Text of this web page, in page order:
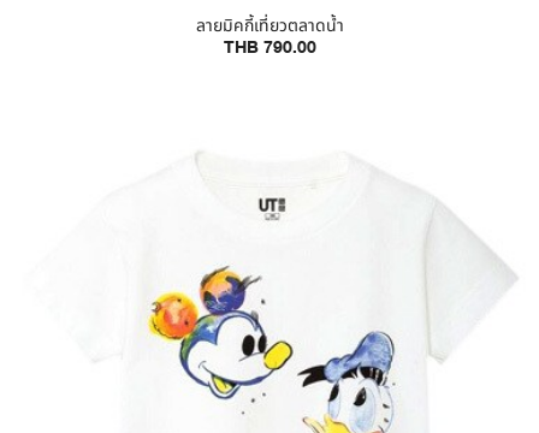
ลายมิคกี้เที่ยวตลาดน้ำ
THB 790.00